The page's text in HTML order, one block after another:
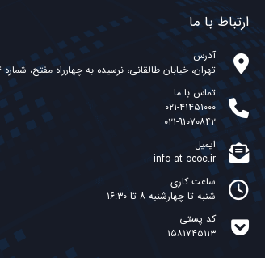
ارتباط با ما
آدرس
تهران، خیابان طالقانی، نرسیده به چهارراه مفتح، شماره ۲۳۴
تماس با ما
۰۲۱-۴۱۴۵۱۰۰۰
۰۲۱-۹۱۰۷۰۸۴۲
ایمیل
info at oeoc.ir
ساعت کاری
شنبه تا چهارشنبه ۸ تا ۱۶:۳۰
کد پستی
۱۵۸۱۷۴۵۱۱۳